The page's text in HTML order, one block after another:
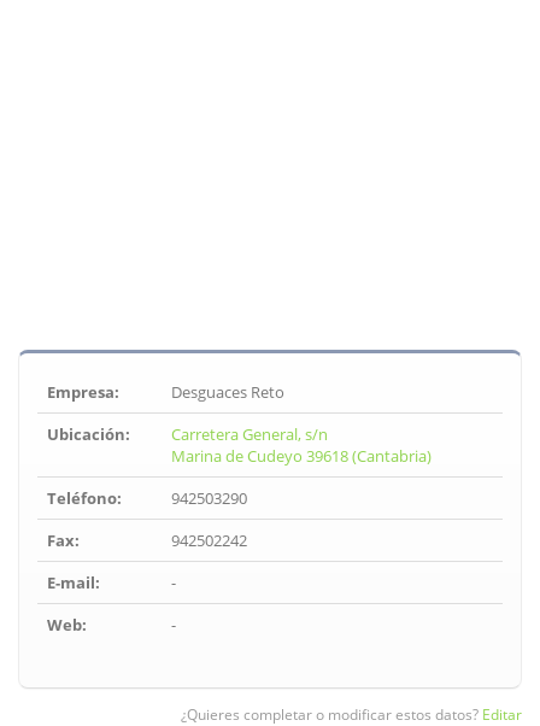
Empresa:
Desguaces Reto
Ubicación:
Carretera General, s/n
Marina de Cudeyo 39618 (Cantabria)
Teléfono:
942503290
Fax:
942502242
E-mail:
-
Web:
-
¿Quieres completar o modificar estos datos? Editar